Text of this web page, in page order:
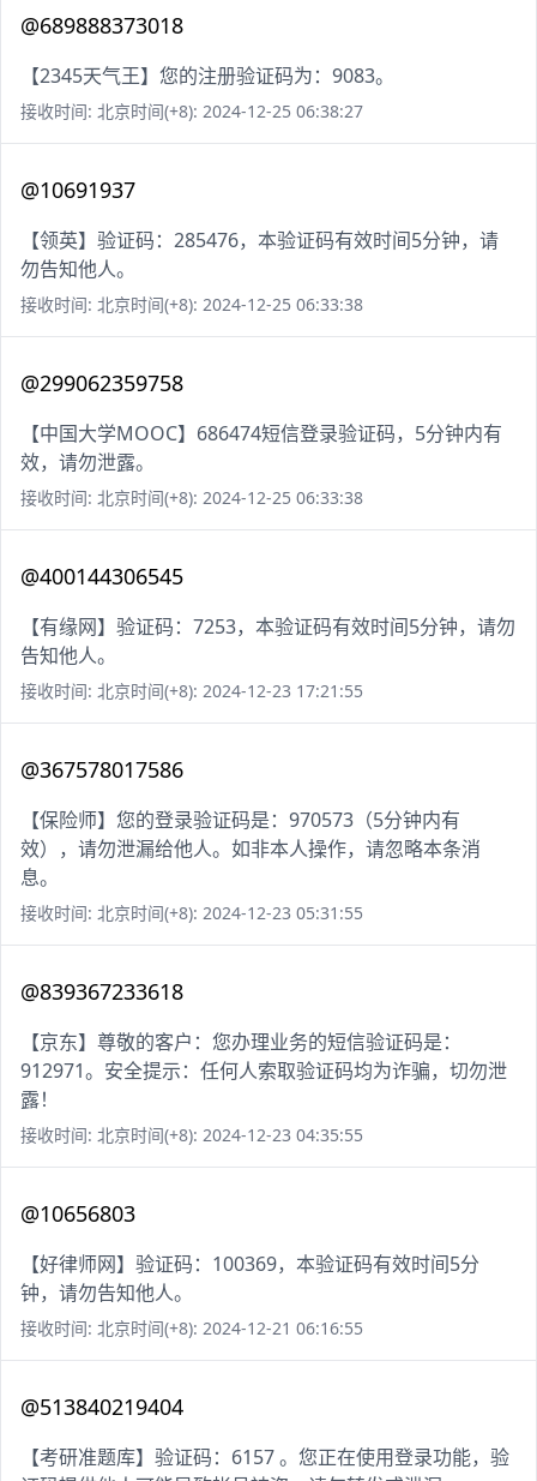
@689888373018
【2345天气王】您的注册验证码为：9083。
接收时间: 北京时间(+8): 2024-12-25 06:38:27
@10691937
【领英】验证码：285476，本验证码有效时间5分钟，请
勿告知他人。
接收时间: 北京时间(+8): 2024-12-25 06:33:38
@299062359758
【中国大学MOOC】686474短信登录验证码，5分钟内有
效，请勿泄露。
接收时间: 北京时间(+8): 2024-12-25 06:33:38
@400144306545
【有缘网】验证码：7253，本验证码有效时间5分钟，请勿
告知他人。
接收时间: 北京时间(+8): 2024-12-23 17:21:55
@367578017586
【保险师】您的登录验证码是：970573（5分钟内有
效），请勿泄漏给他人。如非本人操作，请忽略本条消
息。
接收时间: 北京时间(+8): 2024-12-23 05:31:55
@839367233618
【京东】尊敬的客户：您办理业务的短信验证码是：
912971。安全提示：任何人索取验证码均为诈骗，切勿泄
露！
接收时间: 北京时间(+8): 2024-12-23 04:35:55
@10656803
【好律师网】验证码：100369，本验证码有效时间5分
钟，请勿告知他人。
接收时间: 北京时间(+8): 2024-12-21 06:16:55
@513840219404
【考研准题库】验证码：6157 。您正在使用登录功能，验